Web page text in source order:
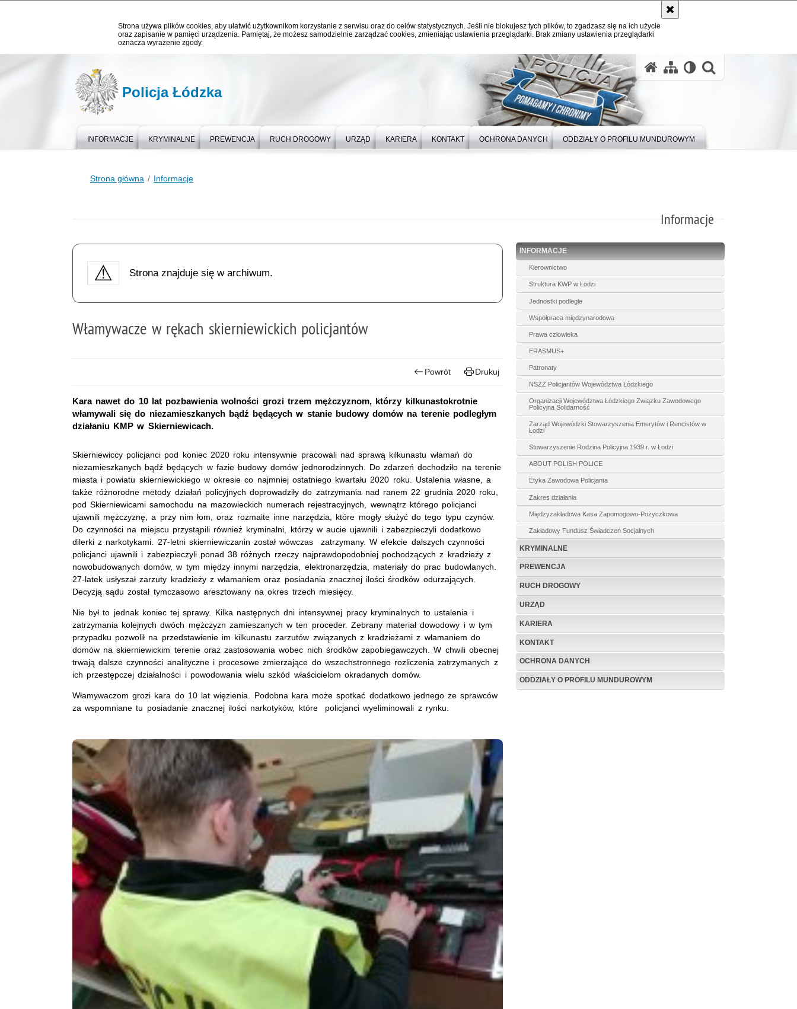
Strona używa plików cookies, aby ułatwić użytkownikom korzystanie z serwisu oraz do celów statystycznych. Jeśli nie blokujesz tych plików, to zgadzasz się na ich użycie
oraz zapisanie w pamięci urządzenia. Pamiętaj, że możesz samodzielnie zarządzać cookies, zmieniając ustawienia przeglądarki. Brak zmiany ustawienia przeglądarki
oznacza wyrażenie zgody.
Policja Łódzka
INFORMACJE KRYMINALNE PREWENCJA RUCH DROGOWY URZĄD KARIERA KONTAKT OCHRONA DANYCH ODDZIAŁY O PROFILU MUNDUROWYM
Strona główna Informacje
Informacje
Strona znajduje się w archiwum.
Włamywacze w rękach skierniewickich policjantów
Powrót Drukuj
Kara nawet do 10 lat pozbawienia wolności grozi trzem mężczyznom, którzy kilkunastokrotnie
włamywali się do niezamieszkanych bądź będących w stanie budowy domów na terenie podległym
działaniu KMP w Skierniewicach.
Skierniewiccy policjanci pod koniec 2020 roku intensywnie pracowali nad sprawą kilkunastu włamań do
niezamieszkanych bądź będących w fazie budowy domów jednorodzinnych. Do zdarzeń dochodziło na terenie
miasta i powiatu skierniewickiego w okresie co najmniej ostatniego kwartału 2020 roku. Ustalenia własne, a
także różnorodne metody działań policyjnych doprowadziły do zatrzymania nad ranem 22 grudnia 2020 roku,
pod Skierniewicami samochodu na mazowieckich numerach rejestracyjnych, wewnątrz którego policjanci
ujawnili mężczyznę, a przy nim łom, oraz rozmaite inne narzędzia, które mogły służyć do tego typu czynów.
Do czynności na miejscu przystąpili również kryminalni, którzy w aucie ujawnili i zabezpieczyli dodatkowo
dilerki z narkotykami. 27-letni skierniewiczanin został wówczas zatrzymany. W efekcie dalszych czynności
policjanci ujawnili i zabezpieczyli ponad 38 różnych rzeczy najprawdopodobniej pochodzących z kradzieży z
nowobudowanych domów, w tym między innymi narzędzia, elektronarzędzia, materiały do prac budowlanych.
27-latek usłyszał zarzuty kradzieży z włamaniem oraz posiadania znacznej ilości środków odurzających.
Decyzją sądu został tymczasowo aresztowany na okres trzech miesięcy.
Nie był to jednak koniec tej sprawy. Kilka następnych dni intensywnej pracy kryminalnych to ustalenia i
zatrzymania kolejnych dwóch mężczyzn zamieszanych w ten proceder. Zebrany materiał dowodowy i w tym
przypadku pozwolił na przedstawienie im kilkunastu zarzutów związanych z kradzieżami z włamaniem do
domów na skierniewickim terenie oraz zastosowania wobec nich środków zapobiegawczych. W chwili obecnej
trwają dalsze czynności analityczne i procesowe zmierzające do wszechstronnego rozliczenia zatrzymanych z
ich przestępczej działalności i powodowania wielu szkód właścicielom okradanych domów.
Włamywaczom grozi kara do 10 lat więzienia. Podobna kara może spotkać dodatkowo jednego ze sprawców
za wspomniane tu posiadanie znacznej ilości narkotyków, które policjanci wyeliminowali z rynku.
INFORMACJE
Kierownictwo
Struktura KWP w Łodzi
Jednostki podległe
Współpraca międzynarodowa
Prawa człowieka
ERASMUS+
Patronaty
NSZZ Policjantów Województwa Łódzkiego
Organizacji Województwa Łódzkiego Związku Zawodowego
Policyjna Solidarność
Zarząd Wojewódzki Stowarzyszenia Emerytów i Rencistów w
Łodzi
Stowarzyszenie Rodzina Policyjna 1939 r. w Łodzi
ABOUT POLISH POLICE
Etyka Zawodowa Policjanta
Zakres działania
Międzyzakładowa Kasa Zapomogowo-Pożyczkowa
Zakładowy Fundusz Świadczeń Socjalnych
KRYMINALNE
PREWENCJA
RUCH DROGOWY
URZĄD
KARIERA
KONTAKT
OCHRONA DANYCH
ODDZIAŁY O PROFILU MUNDUROWYM